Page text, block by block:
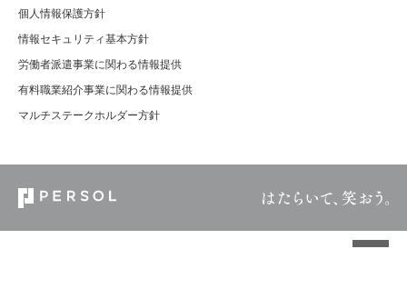
個人情報保護方針
情報セキュリティ基本方針
労働者派遣事業に関わる情報提供
有料職業紹介事業に関わる情報提供
マルチステークホルダー方針